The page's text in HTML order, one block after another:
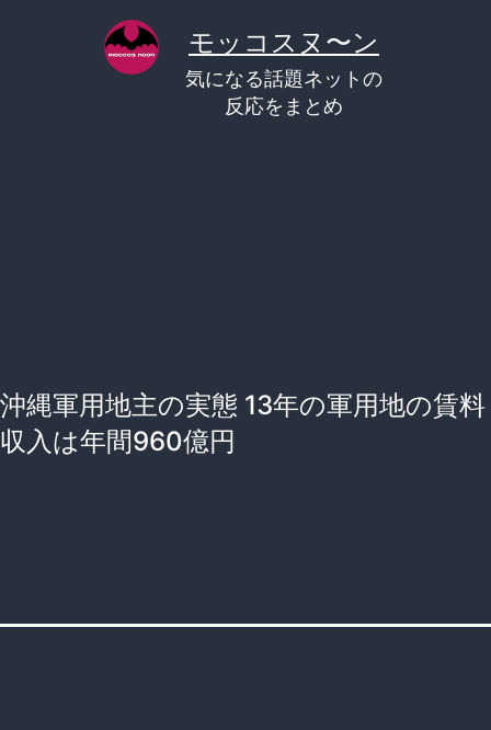
モッコスヌ〜ン
気になる話題ネットの
反応をまとめ
沖縄軍用地主の実態 13年の軍用地の賃料
収入は年間960億円